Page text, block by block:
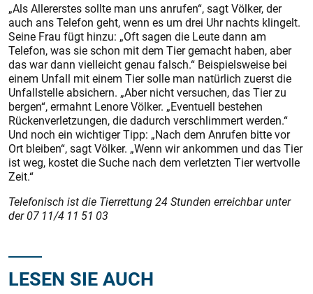
„Als Allererstes sollte man uns anrufen“, sagt Völker, der
auch ans Telefon geht, wenn es um drei Uhr nachts klingelt.
Seine Frau fügt hinzu: „Oft sagen die Leute dann am
Telefon, was sie schon mit dem Tier gemacht haben, aber
das war dann vielleicht genau falsch.“ Beispielsweise bei
einem Unfall mit einem Tier solle man natürlich zuerst die
Unfallstelle absichern. „Aber nicht versuchen, das Tier zu
bergen“, ermahnt Lenore Völker. „Eventuell bestehen
Rückenverletzungen, die dadurch verschlimmert werden.“
Und noch ein wichtiger Tipp: „Nach dem Anrufen bitte vor
Ort bleiben“, sagt Völker. „Wenn wir ankommen und das Tier
ist weg, kostet die Suche nach dem verletzten Tier wertvolle
Zeit.“
Telefonisch ist die Tierrettung 24 Stunden erreichbar unter
der 07 11/4 11 51 03
LESEN SIE AUCH